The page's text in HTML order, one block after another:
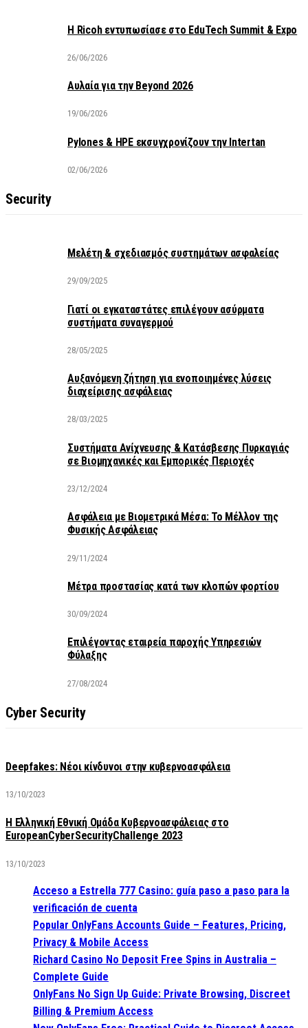
Η Ricoh εντυπωσίασε στο EduTech Summit & Expo
26/06/2026
Αυλαία για την Beyond 2026
19/06/2026
Pylones & HPE εκσυγχρονίζουν την Intertan
02/06/2026
Security
Μελέτη & σχεδιασμός συστημάτων ασφαλείας
29/09/2025
Γιατί οι εγκαταστάτες επιλέγουν ασύρματα
συστήματα συναγερμού
28/05/2025
Αυξανόμενη ζήτηση για ενοποιημένες λύσεις
διαχείρισης ασφάλειας
28/03/2025
Συστήματα Ανίχνευσης & Κατάσβεσης Πυρκαγιάς
σε Βιομηχανικές και Εμπορικές Περιοχές
23/12/2024
Ασφάλεια με Βιομετρικά Μέσα: Το Μέλλον της
Φυσικής Ασφάλειας
29/11/2024
Μέτρα προστασίας κατά των κλοπών φορτίου
30/09/2024
Επιλέγοντας εταιρεία παροχής Υπηρεσιών
Φύλαξης
27/08/2024
Cyber Security
Deepfakes: Νέοι κίνδυνοι στην κυβερνοασφάλεια
13/10/2023
Η Ελληνική Εθνική Ομάδα Κυβερνοασφάλειας στο
EuropeanCyberSecurityChallenge 2023
13/10/2023
Acceso a Estrella 777 Casino: guía paso a paso para la
verificación de cuenta
Popular OnlyFans Accounts Guide – Features, Pricing,
Privacy & Mobile Access
Richard Casino No Deposit Free Spins in Australia –
Complete Guide
OnlyFans No Sign Up Guide: Private Browsing, Discreet
Billing & Premium Access